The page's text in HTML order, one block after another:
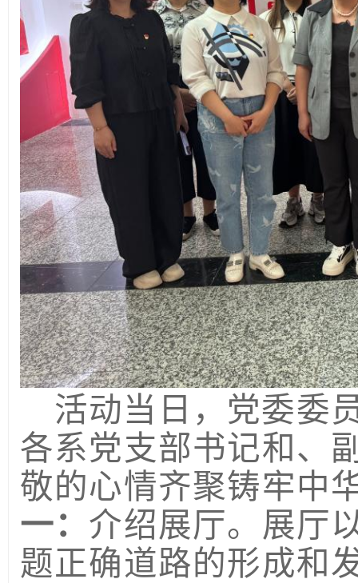
活动当日， 党委委
各系党支部书记和、
敬的心情齐聚铸牢中
一： 介绍展厅。 展厅
题正确道路的形成和